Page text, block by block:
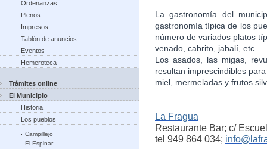
Ordenanzas
Plenos
Impresos
Tablón de anuncios
Eventos
Hemeroteca
Trámites online
El Municipio
Historia
Los pueblos
Campillejo
El Espinar
La gastronomía del
gastronomía típica de los
número de variados platos
venado, cabrito, jabalí, etc…
Los asados, las migas,
resultan imprescindibles
miel, mermeladas y frutos
La Fragua
Restaurante Bar; c/
tel 949 864 034;